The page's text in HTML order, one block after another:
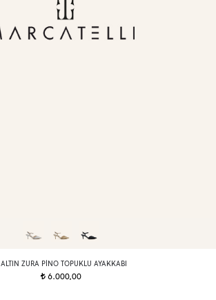
ALTIN ZURA PINO TOPUKLU AYAKKABI
t6.000,00